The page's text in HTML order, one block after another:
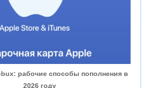
рабочие способы пополнения в
2026 году